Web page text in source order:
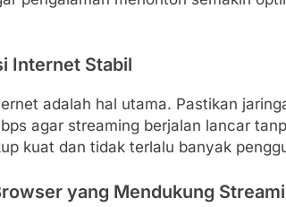
Internet Stabil
adalah hal utama. Pastikan
agar streaming berjalan lancar
kuat dan tidak terlalu banyak
yang Mendukung